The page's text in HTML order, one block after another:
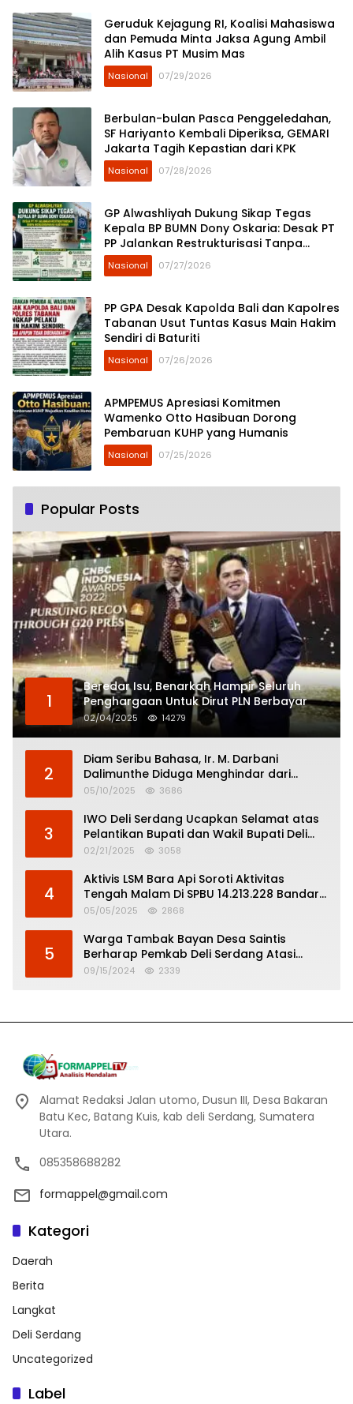
Geruduk Kejagung RI, Koalisi Mahasiswa
dan Pemuda Minta Jaksa Agung Ambil
Alih Kasus PT Musim Mas
Nasional 07/29/2026
Berbulan-bulan Pasca Penggeledahan,
SF Hariyanto Kembali Diperiksa, GEMARI
Jakarta Tagih Kepastian dari KPK
Nasional 07/28/2026
GP Alwashliyah Dukung Sikap Tegas
Kepala BP BUMN Dony Oskaria: Desak PT
PP Jalankan Restrukturisasi Tanpa
Mengorbankan Karyawan
Nasional 07/27/2026
PP GPA Desak Kapolda Bali dan Kapolres
Tabanan Usut Tuntas Kasus Main Hakim
Sendiri di Baturiti
Nasional 07/26/2026
APMPEMUS Apresiasi Komitmen
Wamenko Otto Hasibuan Dorong
Pembaruan KUHP yang Humanis
Nasional 07/25/2026
Popular Posts
1
Beredar Isu, Benarkah Hampir Seluruh
Penghargaan Untuk Dirut PLN Berbayar
02/04/2025 14279
2
Diam Seribu Bahasa, Ir. M. Darbani
Dalimunthe Diduga Menghindar dari
Pertanggungjawaban Politik
05/10/2025 3686
3
IWO Deli Serdang Ucapkan Selamat atas
Pelantikan Bupati dan Wakil Bupati Deli
Serdang
02/21/2025 3058
4
Aktivis LSM Bara Api Soroti Aktivitas
Tengah Malam Di SPBU 14.213.228 Bandar
Tinggi
05/05/2025 2868
5
Warga Tambak Bayan Desa Saintis
Berharap Pemkab Deli Serdang Atasi
Banjir
09/15/2024 2339
Alamat Redaksi Jalan utomo, Dusun III, Desa Bakaran
Batu Kec, Batang Kuis, kab deli Serdang, Sumatera
Utara.
085358688282
formappel@gmail.com
Kategori
Daerah
Berita
Langkat
Deli Serdang
Uncategorized
Label